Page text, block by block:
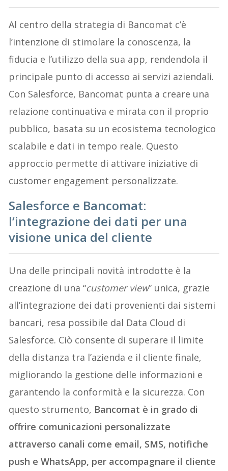
Al centro della strategia di Bancomat c’è
l’intenzione di stimolare la conoscenza, la
fiducia e l’utilizzo della sua app, rendendola il
principale punto di accesso ai servizi aziendali.
Con Salesforce, Bancomat punta a creare una
relazione continuativa e mirata con il proprio
pubblico, basata su un ecosistema tecnologico
scalabile e dati in tempo reale. Questo
approccio permette di attivare iniziative di
customer engagement personalizzate.
Salesforce e Bancomat:
l’integrazione dei dati per una
visione unica del cliente
Una delle principali novità introdotte è la
creazione di una “customer view” unica, grazie
all’integrazione dei dati provenienti dai sistemi
bancari, resa possibile dal Data Cloud di
Salesforce. Ciò consente di superare il limite
della distanza tra l’azienda e il cliente finale,
migliorando la gestione delle informazioni e
garantendo la conformità e la sicurezza. Con
questo strumento, Bancomat è in grado di
offrire comunicazioni personalizzate
attraverso canali come email, SMS, notifiche
push e WhatsApp, per accompagnare il cliente